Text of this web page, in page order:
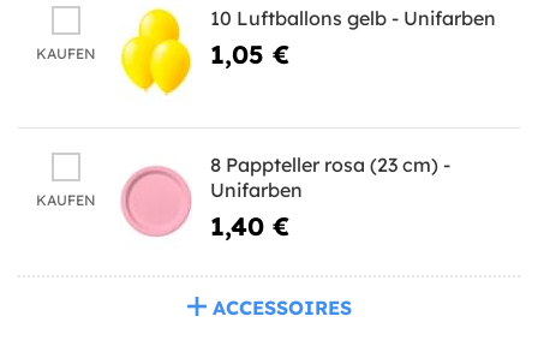
KAUFEN
10 Luftballons gelb - Unifarben
1,05 €
KAUFEN
8 Pappteller rosa (23 cm) -
Unifarben
1,40 €
ACCESSOIRES